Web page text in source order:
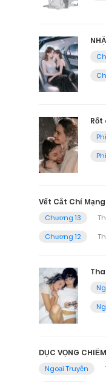
Vết Cắt Chí Mạng
Chương 13
Chương 12
DỤC VỌNG
Ngoại Truyện